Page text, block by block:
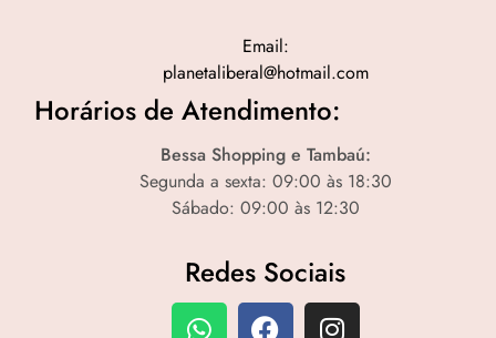
Email:
planetaliberal@hotmail.com
Horários de Atendimento:
Bessa Shopping e Tambaú:
Segunda a sexta: 09:00 às 18:30
Sábado: 09:00 às 12:30
Redes Sociais